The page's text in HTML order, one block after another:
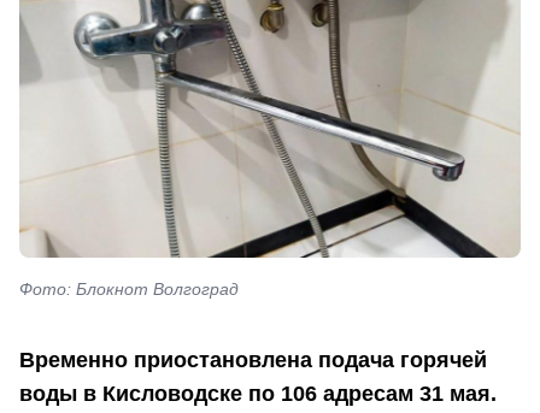
Фото: Блокнот Волгоград
Временно приостановлена подача горячей
воды в Кисловодске по 106 адресам 31 мая.